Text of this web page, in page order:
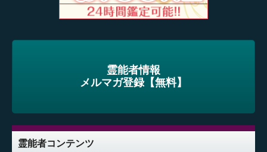
霊能者情報
メルマガ登録【無料】
霊能者コンテンツ